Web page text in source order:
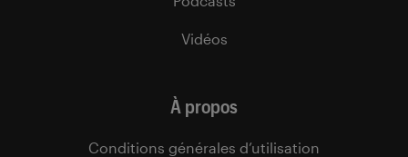
Vidéos
À propos
Conditions générales d’utilisation